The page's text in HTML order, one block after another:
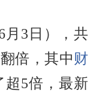
月3日），共
倍，其中财
超5倍，最新